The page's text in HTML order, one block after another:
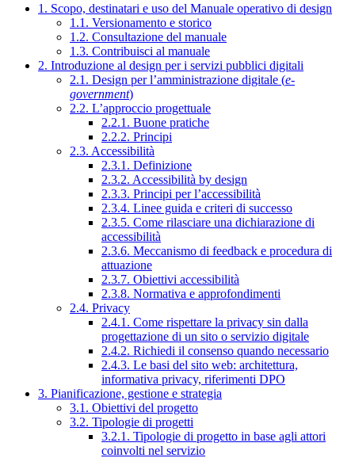
1. Scopo, destinatari e uso del Manuale operativo di design
1.1. Versionamento e storico
1.2. Consultazione del manuale
1.3. Contribuisci al manuale
2. Introduzione al design per i servizi pubblici digitali
2.1. Design per l’amministrazione digitale (e-
government)
2.2. L’approccio progettuale
2.2.1. Buone pratiche
2.2.2. Principi
2.3. Accessibilità
2.3.1. Definizione
2.3.2. Accessibilità by design
2.3.3. Principi per l’accessibilità
2.3.4. Linee guida e criteri di successo
2.3.5. Come rilasciare una dichiarazione di
accessibilità
2.3.6. Meccanismo di feedback e procedura di
attuazione
2.3.7. Obiettivi accessibilità
2.3.8. Normativa e approfondimenti
2.4. Privacy
2.4.1. Come rispettare la privacy sin dalla
progettazione di un sito o servizio digitale
2.4.2. Richiedi il consenso quando necessario
2.4.3. Le basi del sito web: architettura,
informativa privacy, riferimenti DPO
3. Pianificazione, gestione e strategia
3.1. Obiettivi del progetto
3.2. Tipologie di progetti
3.2.1. Tipologie di progetto in base agli attori
coinvolti nel servizio